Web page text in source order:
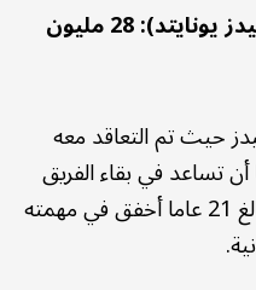
الفرنسي جورجينيو روتر (ليدز يونايتد): 28 مليون
حيث تم التعاقد معه
تساعد في بقاء الفريق
في البريميرليغ، لكن اللاعب البالغ 21 عاما أخفق في مهمته